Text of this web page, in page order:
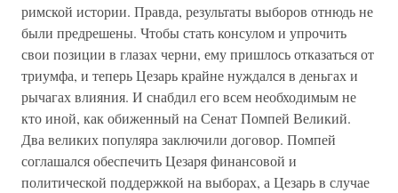
римской истории. Правда, результаты выборов отнюдь не
были предрешены. Чтобы стать консулом и упрочить
свои позиции в глазах черни, ему пришлось отказаться от
триумфа, и теперь Цезарь крайне нуждался в деньгах и
рычагах влияния. И снабдил его всем необходимым не
кто иной, как обиженный на Сенат Помпей Великий.
Два великих популяра заключили договор. Помпей
соглашался обеспечить Цезаря финансовой и
политической поддержкой на выборах, а Цезарь в случае